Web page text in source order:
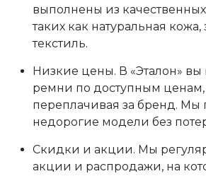
выполнены из
таких как натуральная
текстиль.
Низкие цены. В «Эталон» вы
ремни по доступным ценам,
переплачивая за бренд. Мы
недорогие модели без
Скидки и акции. Мы
акции и распродажи, на